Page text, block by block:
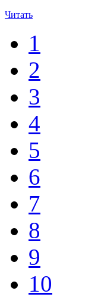
Читать
1
2
3
4
5
6
7
8
9
10